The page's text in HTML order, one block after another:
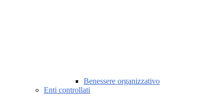
Benessere organizzativo
Enti controllati